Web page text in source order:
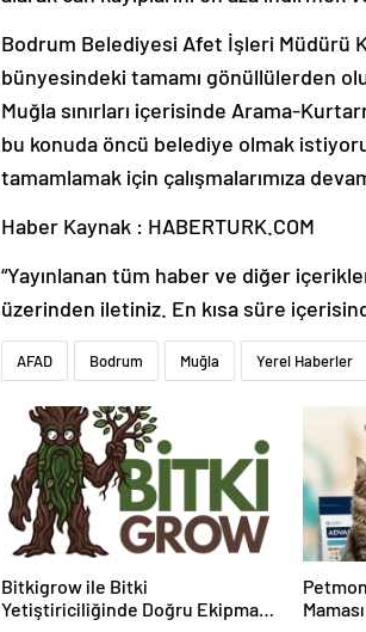
Bodrum Belediyesi Afet İşleri Müdürü
bünyesindeki tamamı gönüllülerden
Muğla sınırları içerisinde Arama-
bu konuda öncü belediye olmak
tamamlamak için çalışmalarımıza
Haber Kaynak : HABERTURK.COM
“Yayınlanan tüm haber ve diğer
üzerinden iletiniz. En kısa süre
AFAD Bodrum Muğla Yerel Haberler
Bitkigrow ile Bitki
Yetiştiriciliğinde Doğru Ekipman